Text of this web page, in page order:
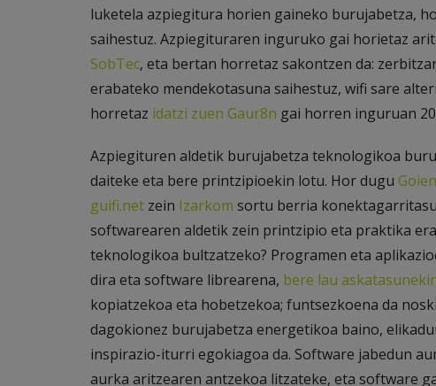
luketela azpiegitura horien gaineko burujabetza,
saihestuz. Azpiegituraren inguruko gai horietaz
SobTec, eta bertan horretaz sakontzen da:
erabateko mendekotasuna saihestuz, wifi sare
horretaz idatzi zuen Gaur8n gai horren inguruan
Azpiegituren aldetik burujabetza teknologikoa
daiteke eta bere printzipioekin lotu. Hor dugu
guifi.net zein Izarkom sortu berria
softwarearen aldetik zein printzipio eta praktika
teknologikoa bultzatzeko? Programen eta
dira eta software librearena, bere lau
kopiatzekoa eta hobetzekoa; funtsezkoena da
dagokionez burujabetza energetikoa baino,
inspirazio-iturri egokiagoa da. Software jabedun
aurka aritzearen antzekoa litzateke, eta software